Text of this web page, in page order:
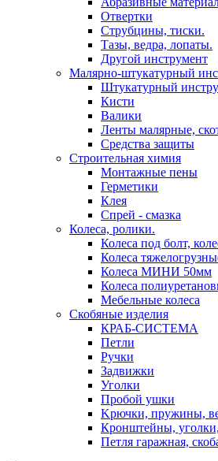
Отвертки
Cтрубцины, тиски.
Тазы, ведра, лопаты.
Другой инструмент
Малярно-штукатурный
Штукатурный
Кисти
Валики
Ленты малярные,
Средства защиты
Строительная химия
Монтажные пены
Герметики
Клея
Спрей - смазка
Колеса, ролики.
Колеса под болт,
Колеса
Колеса МИНИ 50мм
Колеса
Мебельные колеса
Скобяные изделия
КРАБ-СИСТЕМА
Петли
Ручки
Задвижки
Уголки
Пробой ушки
Kрючки, пружины,
Кронштейны,
Петля гаражная,